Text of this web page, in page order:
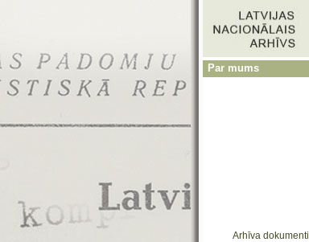
Par mums
Arhīva dokumenti